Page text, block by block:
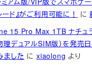
ド』がご利用可能に！
に
15 Pro Max 1TB ナチュ
理デュアルSIM版）を発売
ました にxiaolong より